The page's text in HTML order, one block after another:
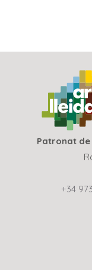
Patronat de
+34